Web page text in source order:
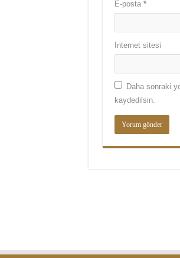
E-posta *
İnternet sitesi
Daha sonraki
kaydedilsin.